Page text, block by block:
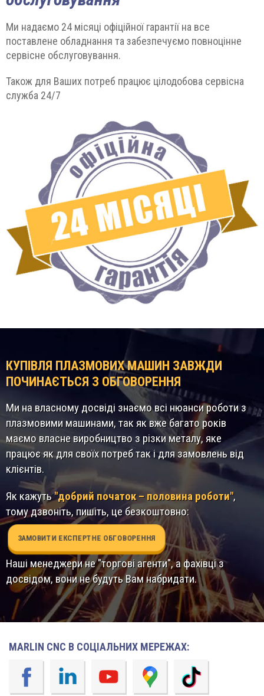
Ми надаємо 24 місяці офіційної гарантії на все
поставлене обладнання та забезпечуємо повноцінне
сервісне обслуговування.
Також для Ваших потреб працює цілодобова сервісна
служба 24/7
КУПІВЛЯ ПЛАЗМОВИХ МАШИН ЗАВЖДИ
ПОЧИНАЄТЬСЯ З ОБГОВОРЕННЯ
Ми на власному досвіді знаємо всі нюанси роботи з
плазмовими машинами, так як вже багато років
маємо власне виробництво з різки металу, яке
працює як для своїх потреб так і для замовлень від
клієнтів.
Як кажуть"добрий початок – половина роботи",
тому дзвоніть, пишіть, це безкоштовно:
ЗАМОВИТИ ЕКСПЕРТНЕ ОБГОВОРЕННЯ
Наші менеджери не "торгові агенти", а фахівці з
досвідом, вони не будуть Вам набридати.
MARLIN CNC В СОЦІАЛЬНИХ МЕРЕЖАХ: